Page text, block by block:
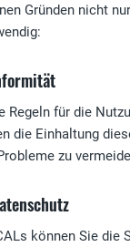
Gründen nicht
für die
die Einhaltung
zu
können Sie die